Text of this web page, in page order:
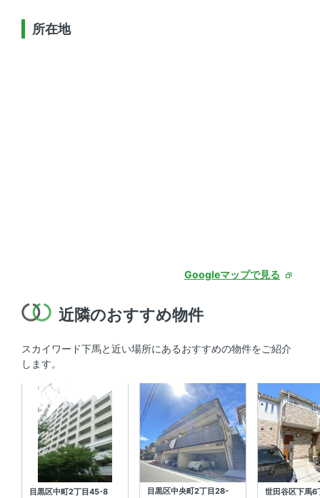
所在地
Googleマップで見る
近隣のおすすめ物件
スカイワード下馬と近い場所にあるおすすめの物件をご紹介
します。
目黒区中町2丁目45-8
目黒区中央町2丁目28-
世田谷区下馬6